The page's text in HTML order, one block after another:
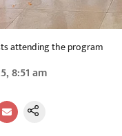
attending the program
8:51 am